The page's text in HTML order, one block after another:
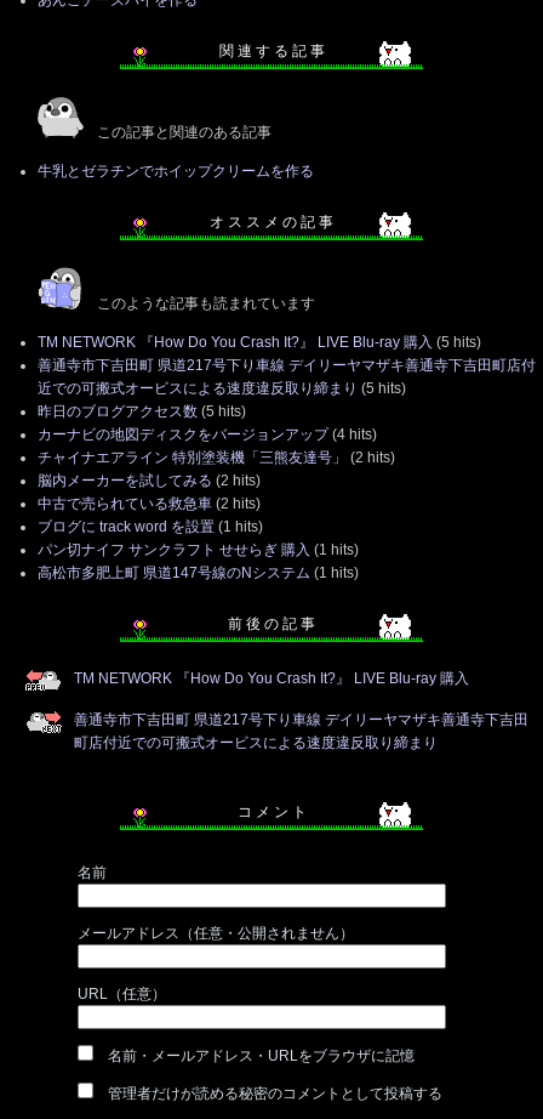
関 連 す る 記 事
この記事と関連のある記事
牛乳とゼラチンでホイップクリームを作る
オ ス ス メ の 記 事
このような記事も読まれています
TM NETWORK 『How Do You Crash It?』 LIVE Blu-ray 購入 (5 hits)
善通寺市下吉田町 県道217号下り車線 デイリーヤマザキ善通寺下吉田町店付
近での可搬式オービスによる速度違反取り締まり (5 hits)
昨日のブログアクセス数 (5 hits)
カーナビの地図ディスクをバージョンアップ(4 hits)
チャイナエアライン 特別塗装機「三熊友達号」
(2 hits)
脳内メーカーを試してみる (2 hits)
中古で売られている救急車 (2 hits)
ブログに track word を設置 (1 hits)
パン切ナイフ サンクラフト せせらぎ 購入 (1 hits)
高松市多肥上町 県道147号線のNシステム (1 hits)
前 後 の 記 事
TM NETWORK 『How Do You Crash It?』 LIVE Blu-ray 購入
善通寺市下吉田町 県道217号下り車線 デイリーヤマザキ善通寺下吉田
町店付近での可搬式オービスによる速度違反取り締まり
コ メ ン ト
名前
メールアドレス（任意・公開されません）
URL（任意）
名前・メールアドレス・URLをブラウザに記憶
管理者だけが読める秘密のコメントとして投稿する